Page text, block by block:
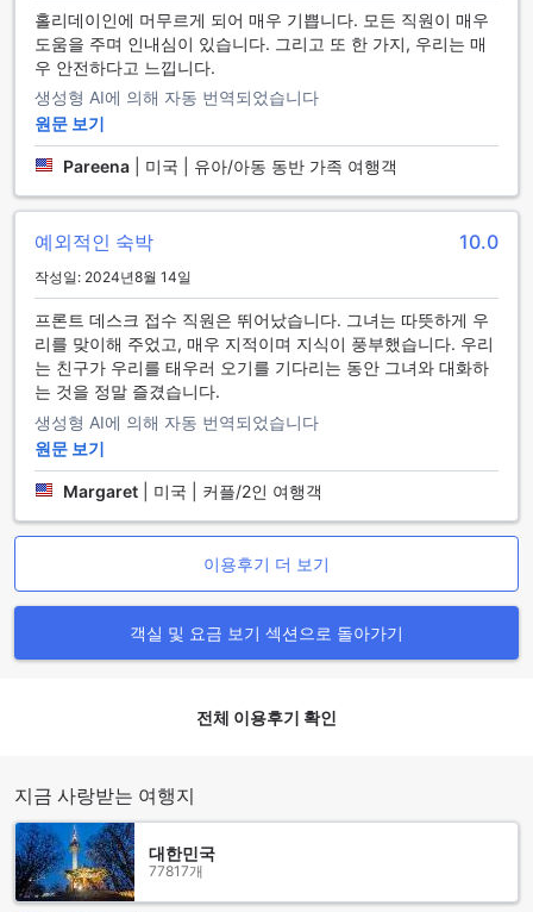
홀리데이 인 익스프레스 앤 스위트 나소 바이 IHG는 여행객들
의 편리한 이동을 위해 다양한 교통 시설을 제공합니다. 공항 이
동 서비스는 여행의 시작과 끝을 더욱 편안하게 만들어 주며, 나
소의 아름다운 경치를 감상하며 호텔로 이동할 수 있습니다. 또
한, 호텔에서는 다양한 투어 서비스를 제공하여, 바하마의 매력
을 한층 더 깊이 있게 경험할 수 있도록 돕습니다.
호텔 내에는 차량 주차 공간도 마련되어 있어, 자가용을 이용하
만, 안전하고 편리하게 차량을 주차할 수 있는 공간이 있다는 점
은 큰 장점입니다. 차량 대여 서비스도 제공하고 있어, 나소의
다양한 명소를 자유롭게 탐방할 수 있는 기회를 제공합니다. 티
켓 서비스 또한 이용 가능하여, 여행 계획을 더욱 원활하게 진행
할 수 있도록 지원합니다.
홀리데이 인 익스프레스 앤 스위트 나소의 객실 시설
홀리데이 인 익스프레스 앤 스위트 나소 바이 IHG에서는 편안
하고 아늑한 숙박을 위해 다양한 객실 시설을 제공합니다. 각 객
실은 현대적인 에어컨이 구비되어 있어 바하마의 더운 날씨 속
에서도 쾌적한 환경을 유지할 수 있습니다. 또한, 고급스러운 침
대 린넨과 부드러운 타올이 마련되어 있어 편안한 수면을 도와
줍니다. 욕실에는 필수적인 세면도구가 준비되어 있어 여행 중
에도 필요한 모든 것을 손쉽게 이용할 수 있습니다.
객실 내에는 대형 텔레비전과 위성/케이블 TV가 구비되어 있어
다양한 엔터테인먼트를 즐길 수 있습니다. 또한, 커피/차 메이
스낵을 즐길 수 있는 편리함을 제공합니다. 마지막으로, 발코니
또는 테라스가 있는 객실에서는 나소의 아름다운 경관을 감상
완벽한 공간이 됩니다.
홀리데이 인 익스프레스 앤 스위트 나소 바이 IHG에서는 고객
님께서 편안하게 식사를 즐기실 수 있는 다양한 다이닝 옵션을
제공합니다. 호텔 내 카페에서는 신선한 커피와 함께 간단한 스
낵을 즐기실 수 있어, 하루를 시작하는 완벽한 장소입니다. 아침
에 제공되는 조식 뷔페는 다채로운 메뉴로 구성되어 있어, 건강
홀리데이인에 머무르게 되어 매우 기쁩니다. 모든 직원이 매우
도움을 주며 인내심이 있습니다. 그리고 또 한 가지, 우리는 매
우 안전하다고 느낍니다.
생성형 AI에 의해 자동 번역되었습니다
원문 보기
Pareena 미국 | 유아/아동 동반 가족 여행객
예외적인 숙박 10.0
작성일: 2024년8월 14일
프론트 데스크 접수 직원은 뛰어났습니다. 그녀는 따뜻하게 우
리를 맞이해 주었고, 매우 지적이며 지식이 풍부했습니다. 우리
는 친구가 우리를 태우러 오기를 기다리는 동안 그녀와 대화하
는 것을 정말 즐겼습니다.
생성형 AI에 의해 자동 번역되었습니다
원문 보기
Margaret 미국 | 커플/2인 여행객
이용후기 더 보기
객실 및 요금 보기 섹션으로 돌아가기
전체 이용후기 확인
지금 사랑받는 여행지
대한민국
77817개